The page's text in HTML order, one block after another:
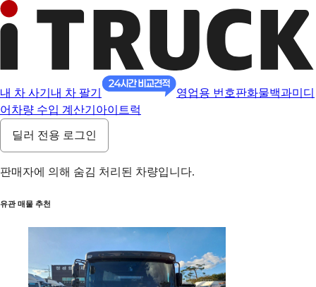
내 차 사기 내 차 팔기 영업용 번호판화물백과미디
어 차량 수입 계산기 아이트럭
딜러 전용 로그인
판매자에 의해 숨김 처리된 차량입니다.
유관 매물 추천